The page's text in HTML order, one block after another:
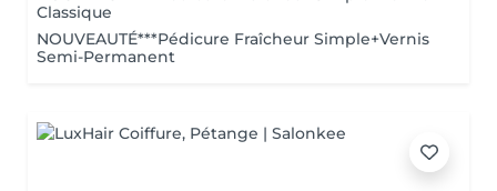
Classique
NOUVEAUTÉ***Pédicure Fraîcheur Simple+Vernis
Semi-Permanent